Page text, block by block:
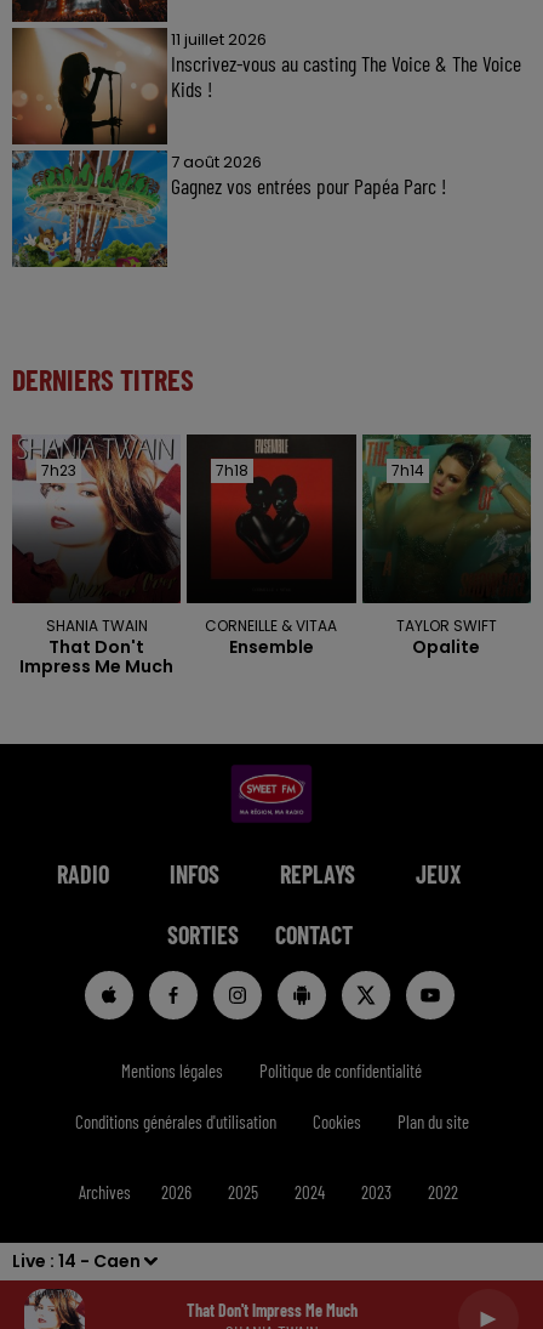
Live : 14 - Caen
That Don't Impress Me Much
11 juillet 2026
Inscrivez-vous au casting The Voice & The Voice
Kids !
7 août 2026
Gagnez vos entrées pour Papéa Parc !
DERNIERS TITRES
7h23
7h23
SHANIA TWAIN
That Don't
Impress Me Much
7h18
7h18
CORNEILLE & VITAA
Ensemble
7h14
7h14
TAYLOR SWIFT
Opalite
RADIO INFOS REPLAYS JEUX
SORTIES CONTACT
Mentions légales Politique de confidentialité
Conditions générales d'utilisation Cookies Plan du site
Archives 2026 2025 2024 2023 2022